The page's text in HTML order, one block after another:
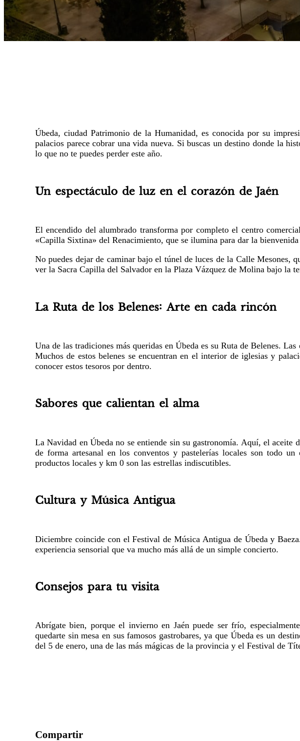
Úbeda, ciudad Patrimonio de la Humanidad, es conocida por su
palacios parece cobrar una vida nueva. Si buscas un destino donde la
lo que no te puedes perder este año.
Un espectáculo de luz en el corazón de Jaén
El encendido del alumbrado transforma por completo el centro
«Capilla Sixtina» del Renacimiento, que se ilumina para dar la
No puedes dejar de caminar bajo el túnel de luces de la Calle Mesones,
ver la Sacra Capilla del Salvador en la Plaza Vázquez de Molina bajo la
La Ruta de los Belenes: Arte en cada rincón
Una de las tradiciones más queridas en Úbeda es su Ruta de Belenes.
Muchos de estos belenes se encuentran en el interior de iglesias y
conocer estos tesoros por dentro.
Sabores que calientan el alma
La Navidad en Úbeda no se entiende sin su gastronomía. Aquí, el
de forma artesanal en los conventos y pastelerías locales son todo
productos locales y km 0 son las estrellas indiscutibles.
Cultura y Música Antigua
Diciembre coincide con el Festival de Música Antigua de Úbeda y
experiencia sensorial que va mucho más allá de un simple concierto.
Consejos para tu visita
Abrígate bien, porque el invierno en Jaén puede ser frío,
quedarte sin mesa en sus famosos gastrobares, ya que Úbeda es un
del 5 de enero, una de las más mágicas de la provincia y el Festival de
Compartir